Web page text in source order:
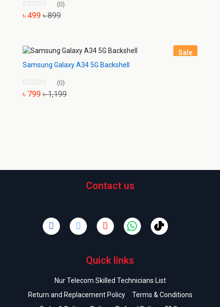
(0)
৳ 499 ৳ 899
Sale
Samsung Galaxy A34 5G Backshell
(0)
৳ 799 ৳ 1,199
Contact us
Quick links
Nur Telecom Skilled Technicians List
Return and Replacement Policy
Terms & Conditions